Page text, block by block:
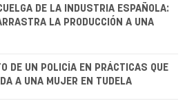
DE LA INDUSTRIA ESPAÑOLA:
LA PRODUCCIÓN A UNA
DE UN POLICÍA EN PRÁCTICAS QUE
A UNA MUJER EN TUDELA